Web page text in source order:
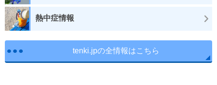
熱中症情報
tenki.jpの全情報はこちら